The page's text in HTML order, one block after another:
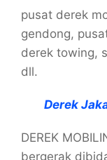
pusat derek
gendong,
derek towing,
dll.
Derek
DEREK
bergerak